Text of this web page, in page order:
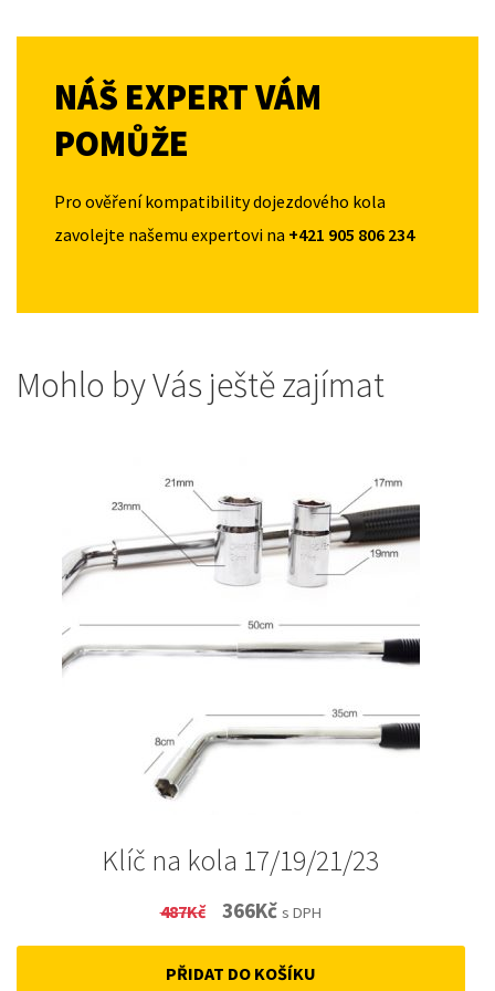
NÁŠ EXPERT VÁM
POMŮŽE
Pro ověření kompatibility dojezdového kola
zavolejte našemu expertovi na +421 905 806 234
Mohlo by Vás ještě zajímat
Klíč na kola 17/19/21/23
487Kč
Original
price
was:
366KčCurrent
price
is:
s DPH
PŘIDAT DO KOŠÍKU